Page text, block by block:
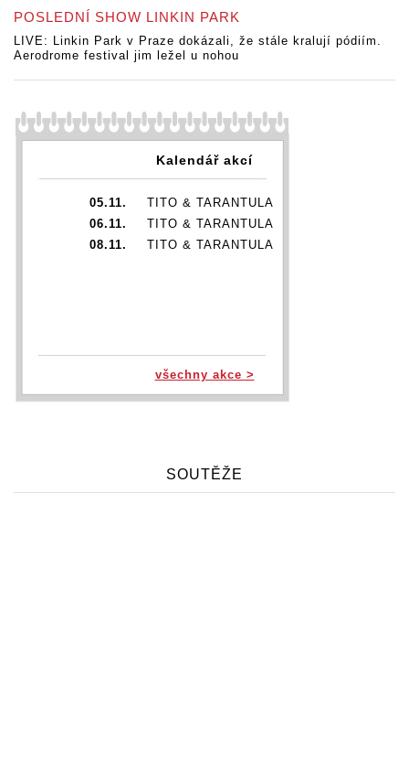
POSLEDNÍ SHOW LINKIN PARK
LIVE: Linkin Park v Praze dokázali, že stále kralují pódiím.
Aerodrome festival jim ležel u nohou
Kalendář akcí
05.11.
TITO & TARANTULA
06.11.
TITO & TARANTULA
08.11.
TITO & TARANTULA
všechny akce >
SOUTĚŽE